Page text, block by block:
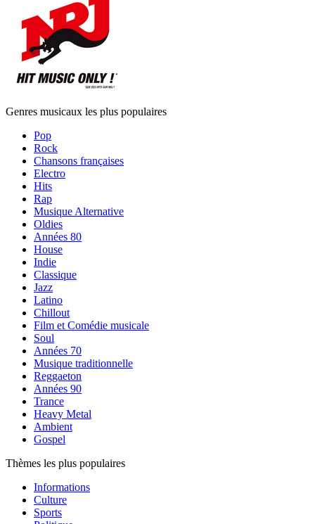
Genres musicaux les plus populaires
Pop
Rock
Chansons françaises
Electro
Hits
Rap
Musique Alternative
Oldies
Années 80
House
Indie
Classique
Jazz
Latino
Chillout
Film et Comédie musicale
Soul
Années 70
Musique traditionnelle
Reggaeton
Années 90
Trance
Heavy Metal
Ambient
Gospel
Thèmes les plus populaires
Informations
Culture
Sports